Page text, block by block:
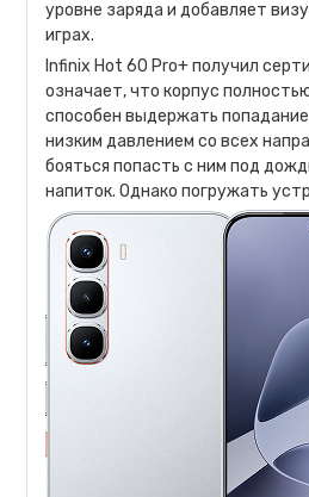
уровне заряда и добавляет
играх.
Infinix Hot 60 Pro+ получил
означает, что корпус
способен выдержать
низким давлением со всех
бояться попасть с ним под
напиток. Однако погружать